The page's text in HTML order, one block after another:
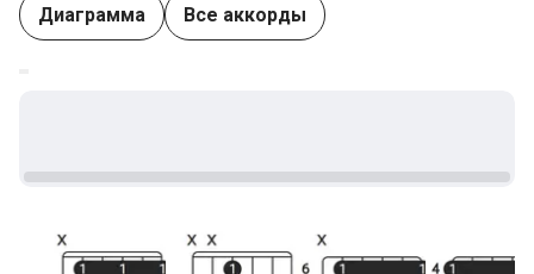
Диаграмма Все аккорды